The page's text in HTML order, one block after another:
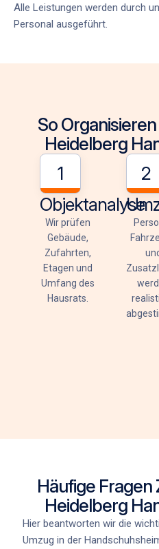
Alle Leistungen werden durch
Personal ausgeführt.
So
Heidelberg
1
Objektanalyse
Wir prüfen
Gebäude,
Zufahrten,
Etagen und
Umfang des
Hausrats.
2
Häufige Fragen
Heidelberg
Hier beantworten wir die
Umzug in der